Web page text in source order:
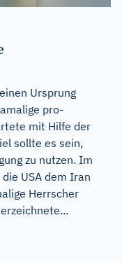
Ursprung
pro-
mit Hilfe der
sollte es sein,
zu nutzen. Im
USA dem Iran
Herrscher